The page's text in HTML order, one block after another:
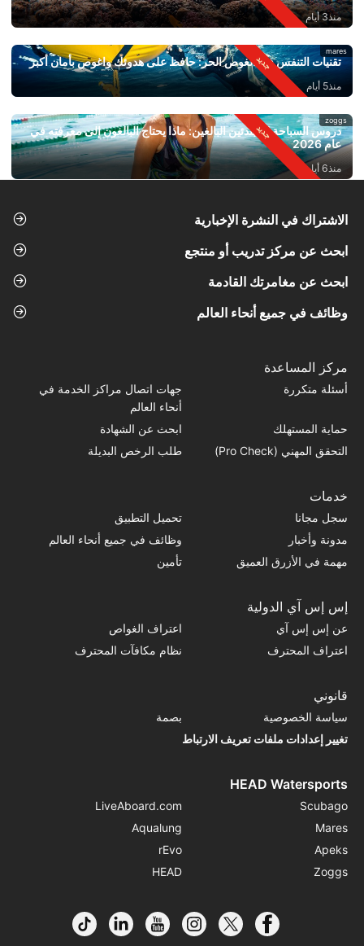
منذ3 أيام
mares
تقنيات التنفس في الغوص الحر: حافظ على هدوئك واغوص بأمان أكبر
منذ5 أيام
zoggs
دروس السباحة للمبتدئين البالغين: ماذا يحتاج البالغون إلى معرفته في
عام 2026
منذ6 أيام
الاشتراك في النشرة الإخبارية
ابحث عن مركز تدريب أو منتجع
ابحث عن مغامرتك القادمة
وظائف في جميع أنحاء العالم
مركز المساعدة
أسئلة متكررة
جهات اتصال مراكز الخدمة في
أنحاء العالم
حماية المستهلك
ابحث عن الشهادة
التحقق المهني (Pro Check)
طلب الرخص البديلة
خدمات
سجل مجانا
تحميل التطبيق
مدونة وأخبار
وظائف في جميع أنحاء العالم
مهمة في الأزرق العميق
تأمين
إس إس آي الدولية
عن إس إس آي
اعتراف الغواص
اعتراف المحترف
نظام مكافآت المحترف
قانوني
سياسة الخصوصية
بصمة
تغيير إعدادات ملفات تعريف الارتباط
HEAD Watersports
Scubago
LiveAboard.com
Mares
Aqualung
Apeks
rEvo
Zoggs
HEAD